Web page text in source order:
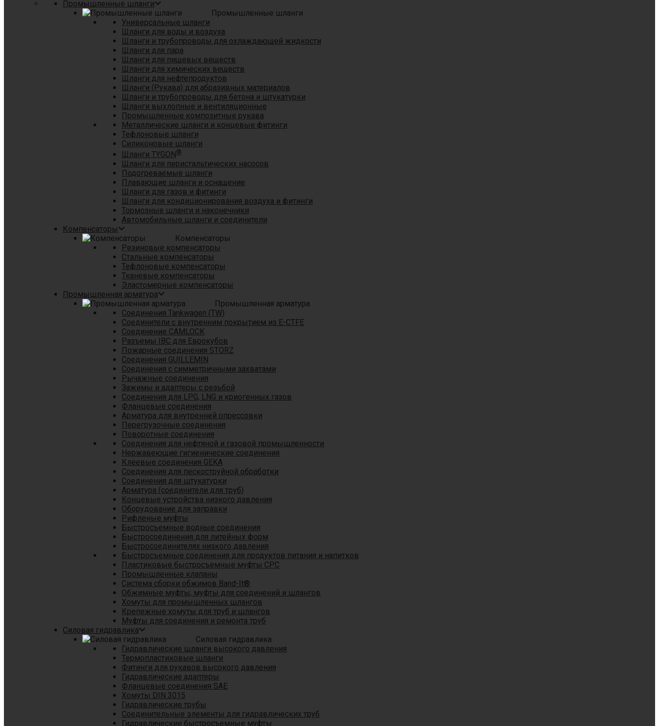
Промышленные шланги
Промышленные шланги
Универсальные шланги
Шланги для воды и воздуха
Шланги и трубопроводы для охлаждающей жидкости
Шланги для пара
Шланги для пищевых веществ
Шланги для химических веществ
Шланги для нефтепродуктов
Шланги (Рукава) для абразивных материалов
Шланги и трубопроводы для бетона и штукатурки
Шланги выхлопные и вентиляционные
Промышленные композитные рукава
Металлические шланги и концевые фитинги
Тефлоновые шланги
Силиконовые шланги
Шланги TYGON®
Шланги для перистальтических насосов
Подогреваемые шланги
Плавающие шланги и оснащение
Шланги для газов и фитинги
Шланги для кондиционирования воздуха и фитинги
Тормозные шланги и наконечники
Автомобильные шланги и соединители
Компенсаторы
Компенсаторы
Резиновые компенсаторы
Стальные компенсаторы
Тефлоновые компенсаторы
Тканевые компенсаторы
Эластомерные компенсаторы
Промышленная арматура
Промышленная арматура
Соединения Tankwagen (TW)
Соединители с внутренним покрытием из E-CTFE
Соединение CAMLOCK
Разъемы IBC для Еврокубов
Пожарные соединения STORZ
Соединения GUILLEMIN
Соединения с симметричными захватами
Рычажные соединения
Зажимы и адаптеры с резьбой
Соединения для LPG, LNG и криогенных газов
Фланцевые соединения
Арматура для внутренней опрессовки
Перегрузочные соединения
Поворотные соединения
Соединения для нефтяной и газовой промышленности
Нержавеющие гигиенические соединения
Клеевые соединения GEKA
Соединения для пескоструйной обработки
Cоединения для штукатурки
Арматура (соединители для труб)
Концевые устройства низкого давления
Оборудование для заправки
Рифленые муфты
Быстросъемные водные соединения
Быстросоединения для литейных форм
Быстросоединителях низкого давления
Быстросъемные соединения для продуктов питания и напитков
Пластиковые быстросъемные муфты CPC
Промышленные клапаны
Система сборки обжимов Band-It®
Обжимные муфты, муфты для соединений и шлангов
Хомуты для промышленных шлангов
Крепежные хомуты для труб и шлангов
Муфты для соединения и ремонта труб
Силовая гидравлика
Силовая гидравлика
Гидравлические шланги высокого давления
Термопластиковые шланги
Фитинги для рукавов высокого давления
Гидравлические адаптеры
Фланцевые соединения SAE
Хомуты DIN 3015
Гидравлические трубы
Соединительные элементы для гидравлических труб
Гидравлические быстросъемные муфты